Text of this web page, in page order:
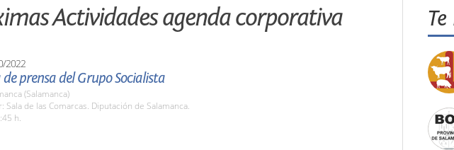
Actividades agenda corporativa
2022
de prensa del Grupo Socialista
(Salamanca)
Sala de las Comarcas. Diputación de Salamanca.
h.